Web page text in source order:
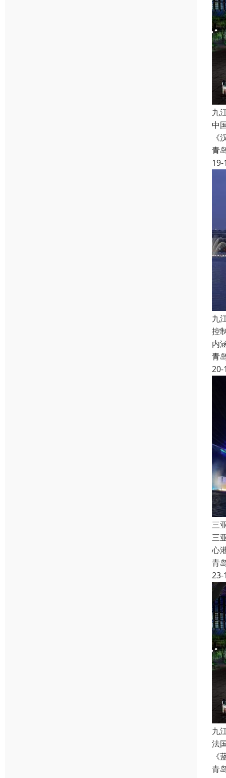
九
中
青
19-
九
控
内
青
20-
三
三
心
青
23-
九
法
青